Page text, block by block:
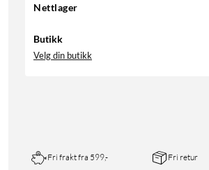
Nettlager
Butikk
Velg din butikk
Fri frakt fra 599,- Fri retur